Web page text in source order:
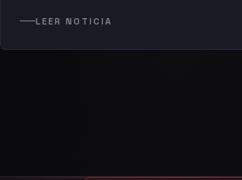
LEER NOTICIA